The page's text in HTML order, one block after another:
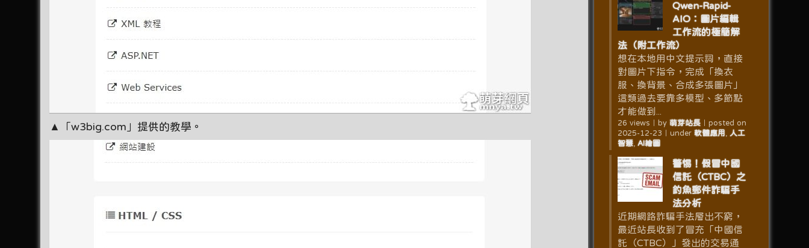
▲「w3big.com」提供的教學。
Qwen-Rapid-
AIO：圖片編輯
工作流的極簡解
法（附工作流）
想在本地用中文提示詞，直接
對圖片下指令，完成「換衣
服、換背景、合成多張圖片」
這類過去要靠多模型、多節點
才能做到...
26 views by 萌芽站長｜ posted on
2025-12-23
under 軟體應用
人工
智慧, AI繪圖
警惕！假冒中國
信託（CTBC）之
釣魚郵件詐騙手
法分析
近期網路詐騙手法層出不窮，
最近站長收到了冒充「中國信
託（CTBC）」發出的交易通